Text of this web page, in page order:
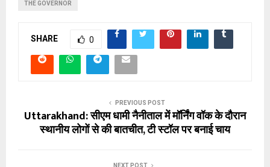
THE GOVERNOR
SHARE 0
PREVIOUS POST
Uttarakhand: सीएम धामी नैनीताल में मॉर्निंग वॉक के दौरान
स्थानीय लोगों से की बातचीत, टी स्टॉल पर बनाई चाय
NEXT POST